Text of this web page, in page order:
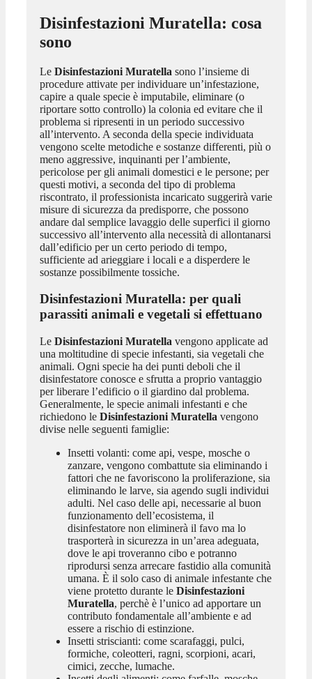
Disinfestazioni Muratella: cosa
sono
Le Disinfestazioni Muratella sono l’insieme di
procedure attivate per individuare un’infestazione,
capire a quale specie è imputabile, eliminare (o
riportare sotto controllo) la colonia ed evitare che il
problema si ripresenti in un periodo successivo
all’intervento. A seconda della specie individuata
vengono scelte metodiche e sostanze differenti, più o
meno aggressive, inquinanti per l’ambiente,
pericolose per gli animali domestici e le persone; per
questi motivi, a seconda del tipo di problema
riscontrato, il professionista incaricato suggerirà varie
misure di sicurezza da predisporre, che possono
andare dal semplice lavaggio delle superfici il giorno
successivo all’intervento alla necessità di allontanarsi
dall’edificio per un certo periodo di tempo,
sufficiente ad arieggiare i locali e a disperdere le
sostanze possibilmente tossiche.
Disinfestazioni Muratella: per quali
parassiti animali e vegetali si effettuano
Le Disinfestazioni Muratella vengono applicate ad
una moltitudine di specie infestanti, sia vegetali che
animali. Ogni specie ha dei punti deboli che il
disinfestatore conosce e sfrutta a proprio vantaggio
per liberare l’edificio o il giardino dal problema.
Generalmente, le specie animali infestanti e che
richiedono le Disinfestazioni Muratella vengono
divise nelle seguenti famiglie:
Insetti volanti: come api, vespe, mosche o
zanzare, vengono combattute sia eliminando i
fattori che ne favoriscono la proliferazione, sia
eliminando le larve, sia agendo sugli individui
adulti. Nel caso delle api, necessarie al buon
funzionamento dell’ecosistema, il
disinfestatore non eliminerà il favo ma lo
trasporterà in sicurezza in un’area adeguata,
dove le api troveranno cibo e potranno
riprodursi senza arrecare fastidio alla comunità
umana. È il solo caso di animale infestante che
viene protetto durante le Disinfestazioni
Muratella, perchè è l’unico ad apportare un
contributo fondamentale all’ambiente e ad
essere a rischio di estinzione.
Insetti striscianti: come scarafaggi, pulci,
formiche, coleotteri, ragni, scorpioni, acari,
cimici, zecche, lumache.